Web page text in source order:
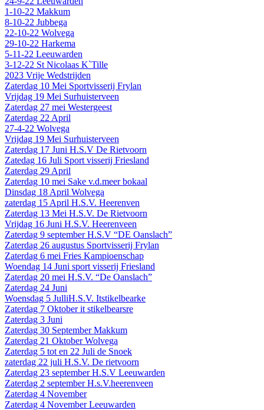
1-10-22 Makkum
8-10-22 Jubbega
22-10-22 Wolvega
29-10-22 Harkema
5-11-22 Leeuwarden
3-12-22 St Nicolaas K`Tille
2023 Vrije Wedstrijden
Zaterdag 10 Mei Sportvisserij Frylan
Vrijdag 19 Mei Surhuisterveen
Zaterdag 27 mei Westergeest
Zaterdag 22 April
27-4-22 Wolvega
Vrijdag 19 Mei Surhuisterveen
Zaterdag 17 Juni H.S.V De Rietvoorn
Zatedag 16 Juli Sport visserij Friesland
Zaterdag 29 April
Zaterdag 10 mei Sake v.d.meer bokaal
Dinsdag 18 April Wolvega
zaterdag 15 April H.S.V. Heerenven
Zaterdag 13 Mei H.S.V. De Rietvoorn
Vrijdag 16 Juni H.S.V. Heerenveen
Zaterdag 9 september H.S.V “DE Oanslach”
Zaterdag 26 augustus Sportvisserij Frylan
Zaterdag 6 mei Fries Kampioenschap
Woendag 14 Juni sport visserij Friesland
Zaterdag 20 mei H.S.V. “De Oanslach”
Zaterdag 24 Juni
Woensdag 5 JulliH.S.V. Itstikelbearke
Zaterdag 7 Oktober it stikelbearsre
Zaterdag 3 Juni
Zaterdag 30 September Makkum
Zaterdag 21 Oktober Wolvega
Zaterdag 5 tot en 22 Juli de Snoek
zaterdag 22 juli H.S.V. De rietvoorn
Zaterdag 23 september H.S.V Leeuwarden
Zaterdag 2 september H.s.V.heerenveen
Zaterdag 4 November
Zaterdag 4 November Leeuwarden